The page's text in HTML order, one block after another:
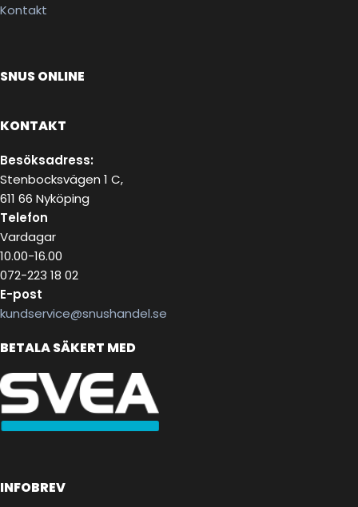
Kontakt
SNUS ONLINE
KONTAKT
Besöksadress:
Stenbocksvägen 1 C,
611 66 Nyköping
Telefon
Vardagar
10.00-16.00
072-223 18 02
E-post
kundservice@snushandel.se
BETALA SÄKERT MED
INFOBREV